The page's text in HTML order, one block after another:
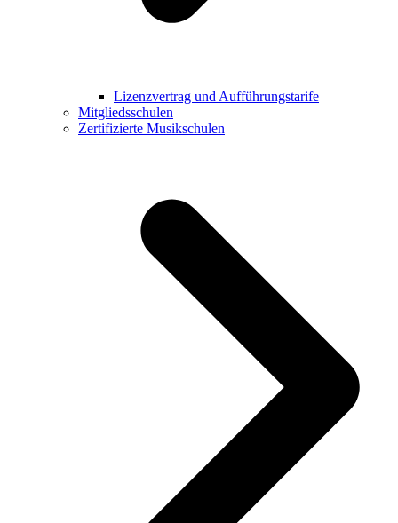
Lizenzvertrag und Aufführungstarife
Mitgliedsschulen
Zertifizierte Musikschulen